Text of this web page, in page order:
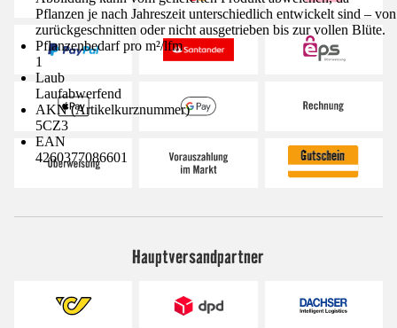
Pflanzen je nach Jahreszeit unterschiedlich entwickelt sind – von
zurückgeschnitten oder nicht ausgetrieben bis zur vollen Blüte.
Pflanzenbedarf pro m²/lfm
1
Laub
Laufabwerfend
AKN (Artikelkurznummer)
5CZ3
EAN
4260377086601
Hauptversandpartner